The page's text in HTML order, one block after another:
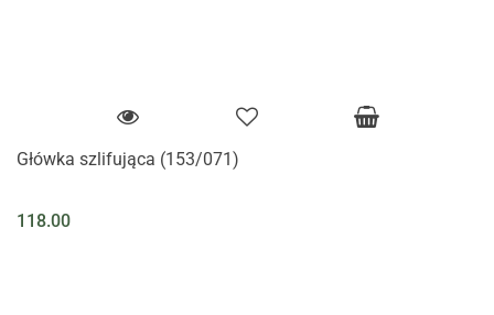
Główka szlifująca (153/071)
118.00